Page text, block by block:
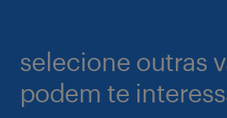
selecione outras
podem te